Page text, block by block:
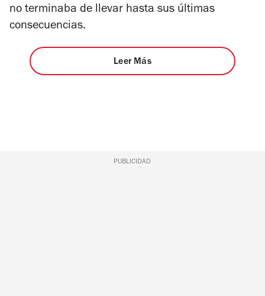
no terminaba de llevar hasta sus últimas
consecuencias.
Leer Más
PUBLICIDAD